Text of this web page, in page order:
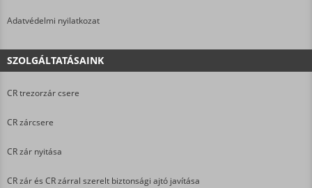
Adatvédelmi nyilatkozat
SZOLGÁLTATÁSAINK
CR trezorzár csere
CR zárcsere
CR zár nyitása
CR zár és CR zárral szerelt biztonsági ajtó javítása